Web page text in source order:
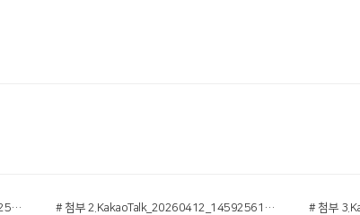
# 첨부 1.KakaoTalk_20260412_131215250_21.jpg # 첨부 2.KakaoTalk_20260412_145925614.jpg